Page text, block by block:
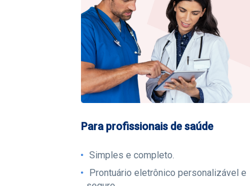
Para profissionais de saúde
Simples e completo.
Prontuário eletrônico personalizável e